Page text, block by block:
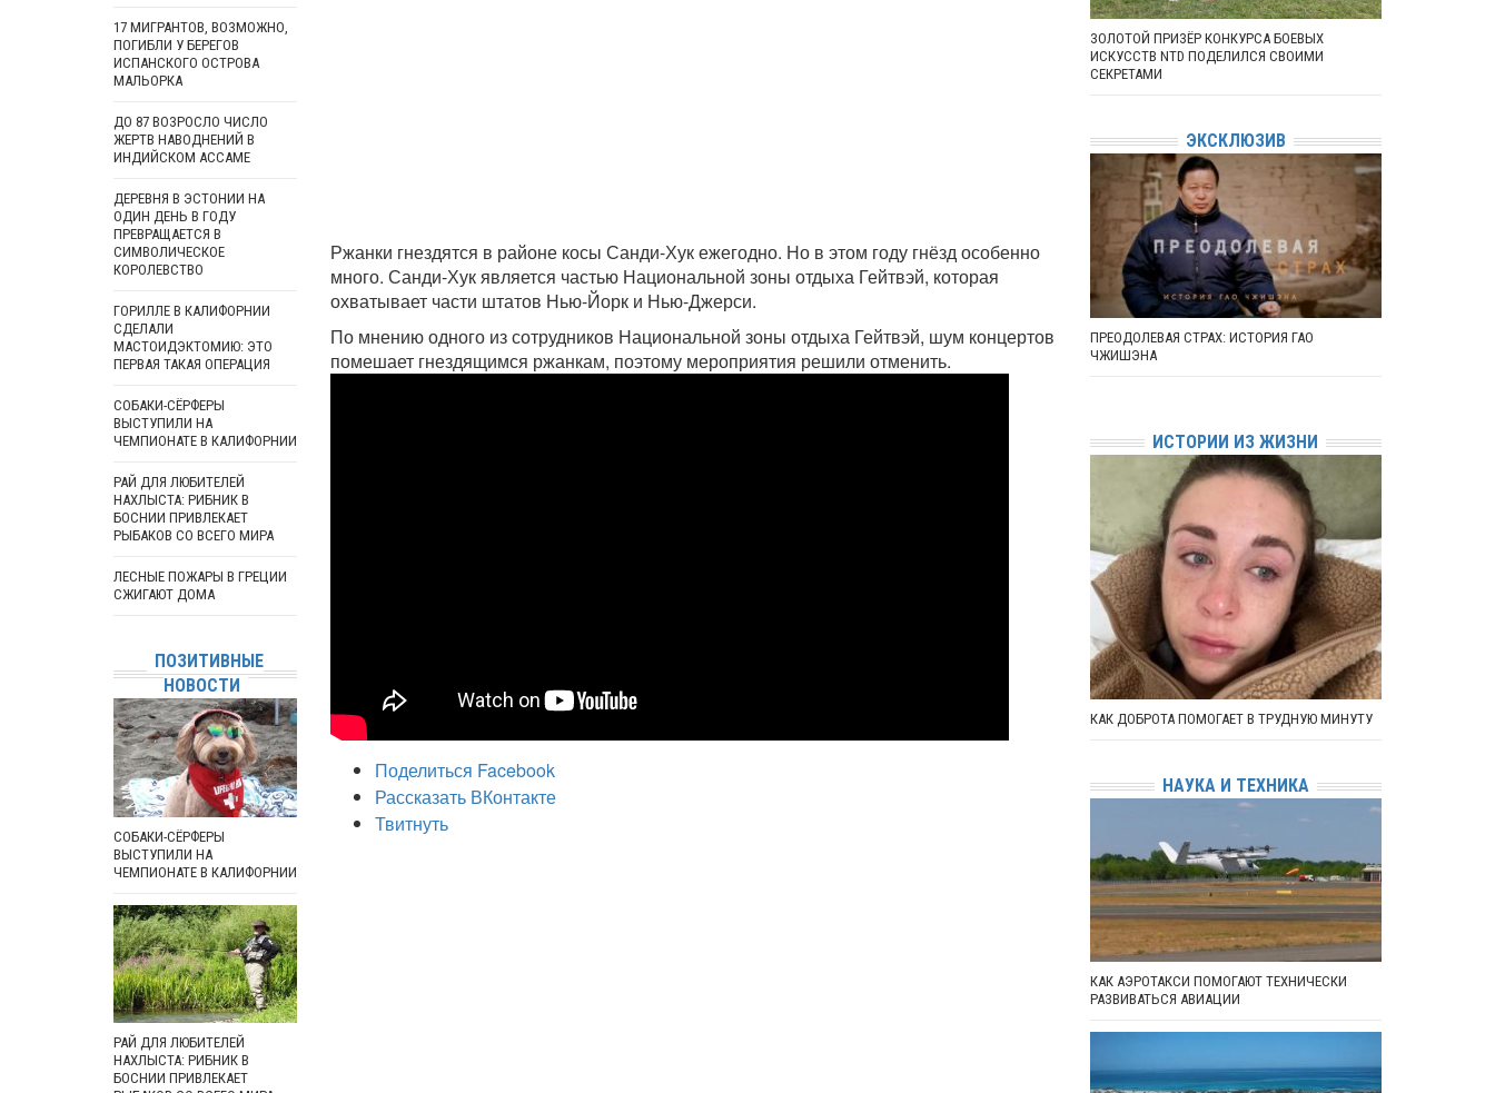
Ржанки гнездятся в районе косы Санди-Хук ежегодно. Но в этом году гнёзд особенно
много. Санди-Хук является частью Национальной зоны отдыха Гейтвэй, которая
охватывает части штатов Нью-Йорк и Нью-Джерси.
По мнению одного из сотрудников Национальной зоны отдыха Гейтвэй, шум концертов
помешает гнездящимся ржанкам, поэтому мероприятия решили отменить.
Поделиться Facebook
Рассказать ВКонтакте
Твитнуть
17 МИГРАНТОВ, ВОЗМОЖНО,
ПОГИБЛИ У БЕРЕГОВ
ИСПАНСКОГО ОСТРОВА
МАЛЬОРКА
ДО 87 ВОЗРОСЛО ЧИСЛО
ЖЕРТВ НАВОДНЕНИЙ В
ИНДИЙСКОМ АССАМЕ
ДЕРЕВНЯ В ЭСТОНИИ НА
ОДИН ДЕНЬ В ГОДУ
ПРЕВРАЩАЕТСЯ В
СИМВОЛИЧЕСКОЕ
КОРОЛЕВСТВО
ГОРИЛЛЕ В КАЛИФОРНИИ
СДЕЛАЛИ
МАСТОИДЭКТОМИЮ: ЭТО
ПЕРВАЯ ТАКАЯ ОПЕРАЦИЯ
СОБАКИ-СЁРФЕРЫ
ВЫСТУПИЛИ НА
ЧЕМПИОНАТЕ В КАЛИФОРНИИ
РАЙ ДЛЯ ЛЮБИТЕЛЕЙ
НАХЛЫСТА: РИБНИК В
БОСНИИ ПРИВЛЕКАЕТ
РЫБАКОВ СО ВСЕГО МИРА
ЛЕСНЫЕ ПОЖАРЫ В ГРЕЦИИ
СЖИГАЮТ ДОМА
ПОЗИТИВНЫЕ
НОВОСТИ
СОБАКИ-СЁРФЕРЫ
ВЫСТУПИЛИ НА
ЧЕМПИОНАТЕ В КАЛИФОРНИИ
РАЙ ДЛЯ ЛЮБИТЕЛЕЙ
НАХЛЫСТА: РИБНИК В
БОСНИИ ПРИВЛЕКАЕТ
ЗОЛОТОЙ ПРИЗЁР КОНКУРСА БОЕВЫХ
ИСКУССТВ NTD ПОДЕЛИЛСЯ СВОИМИ
СЕКРЕТАМИ
ЭКСКЛЮЗИВ
ПРЕОДОЛЕВАЯ СТРАХ: ИСТОРИЯ ГАО
ЧЖИШЭНА
ИСТОРИИ ИЗ ЖИЗНИ
КАК ДОБРОТА ПОМОГАЕТ В ТРУДНУЮ МИНУТУ
НАУКА И ТЕХНИКА
КАК АЭРОТАКСИ ПОМОГАЮТ ТЕХНИЧЕСКИ
РАЗВИВАТЬСЯ АВИАЦИИ